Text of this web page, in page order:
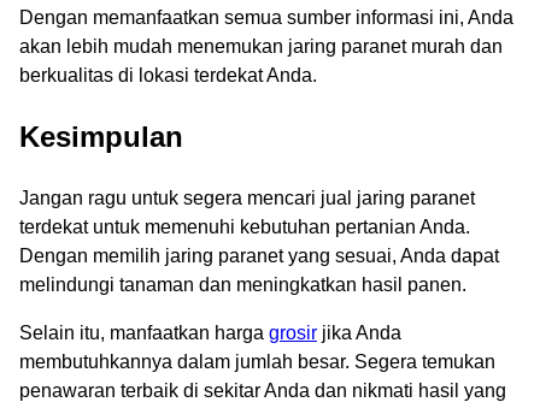
Dengan memanfaatkan semua sumber informasi ini, Anda
akan lebih mudah menemukan jaring paranet murah dan
berkualitas di lokasi terdekat Anda.
Kesimpulan
Jangan ragu untuk segera mencari jual jaring paranet
terdekat untuk memenuhi kebutuhan pertanian Anda.
Dengan memilih jaring paranet yang sesuai, Anda dapat
melindungi tanaman dan meningkatkan hasil panen.
Selain itu, manfaatkan harga grosir jika Anda
membutuhkannya dalam jumlah besar. Segera temukan
penawaran terbaik di sekitar Anda dan nikmati hasil yang